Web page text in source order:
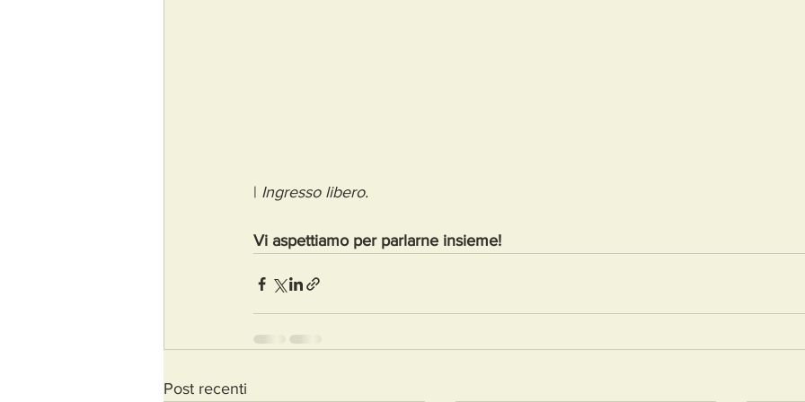
| Ingresso libero.
Vi aspettiamo per parlarne insieme!
Post recenti